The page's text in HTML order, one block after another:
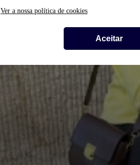
Ver a nossa política de cookies
Aceitar